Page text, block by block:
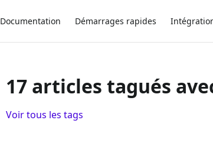
Documentation Démarrages rapides
17 articles tagués
Voir tous les tags